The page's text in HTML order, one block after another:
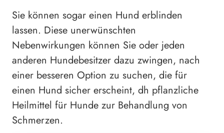
Sie können sogar einen Hund erblinden
lassen. Diese unerwünschten
Nebenwirkungen können Sie oder jeden
anderen Hundebesitzer dazu zwingen, nach
einer besseren Option zu suchen, die für
einen Hund sicher erscheint, dh pflanzliche
Heilmittel für Hunde zur Behandlung von
Schmerzen.